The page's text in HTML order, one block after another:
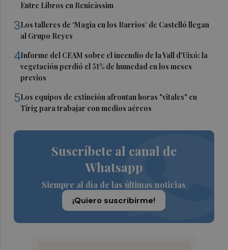
Entre Libros en Benicàssim
3Los talleres de ‘Magia en los Barrios’ de Castelló llegan
al Grupo Reyes
4Informe del CEAM sobre el incendio de la Vall d'Uixó: la
vegetación perdió el 51% de humedad en los meses
previos
5Los equipos de extinción afrontan horas "vitales" en
Tírig para trabajar con medios aéreos
Suscríbete al canal de
Whatsapp
Siempre al día de las últimas noticias
¡Quiero suscribirme!